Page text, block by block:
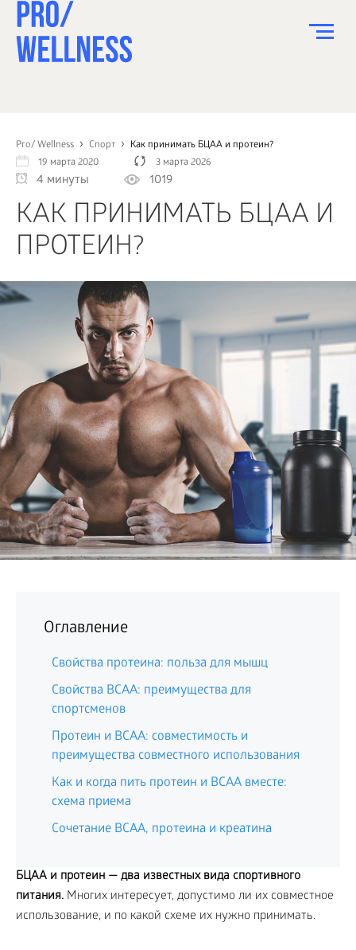
Pro/ Wellness Спорт
Как принимать БЦАА и протеин?
19 марта 2020
3 марта 2026
4 минуты 1019
КАК ПРИНИМАТЬ БЦАА И
ПРОТЕИН?
Оглавление
Свойства протеина: польза для мышц
Свойства BCAA: преимущества для
спортсменов
Протеин и BCAA: совместимость и
преимущества совместного использования
Как и когда пить протеин и BCAA вместе:
схема приема
Сочетание BCAA, протеина и креатина
БЦАА и протеин — два известных вида спортивного
питания. Многих интересует, допустимо ли их совместное
использование, и по какой схеме их нужно принимать.
СПОРТ
ЗДОРОВЬЕ
КРАСОТА
ПСИХОЛОГИЯ